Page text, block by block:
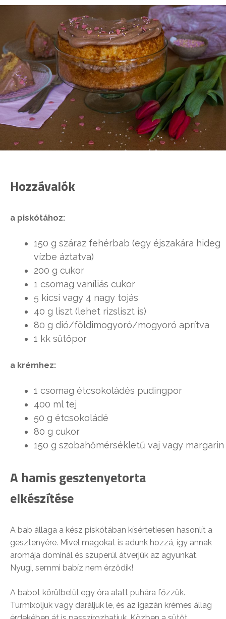
Hozzávalók
a piskótához:
150 g száraz fehérbab (egy éjszakára hideg
vízbe áztatva)
200 g cukor
1 csomag vaníliás cukor
5 kicsi vagy 4 nagy tojás
40 g liszt (lehet rizsliszt is)
80 g dió/földimogyoró/mogyoró aprítva
1 kk sütőpor
a krémhez:
1 csomag étcsokoládés pudingpor
400 ml tej
50 g étcsokoládé
80 g cukor
150 g szobahőmérsékletű vaj vagy margarin
A hamis gesztenyetorta
elkészítése
A bab állaga a kész piskótában kísértetiesen hasonlít a
gesztenyére. Mivel magokat is adunk hozzá, így annak
aromája dominál és szuperül átverjük az agyunkat.
Nyugi, semmi babíz nem érződik!
A babot körülbelül egy óra alatt puhára főzzük.
Turmixoljuk vagy daráljuk le, és az igazán krémes állag